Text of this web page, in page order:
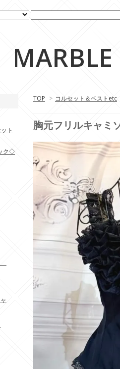
TOP > コルセット＆ベストetc
胸元フリルキャミ
ト
ク◇